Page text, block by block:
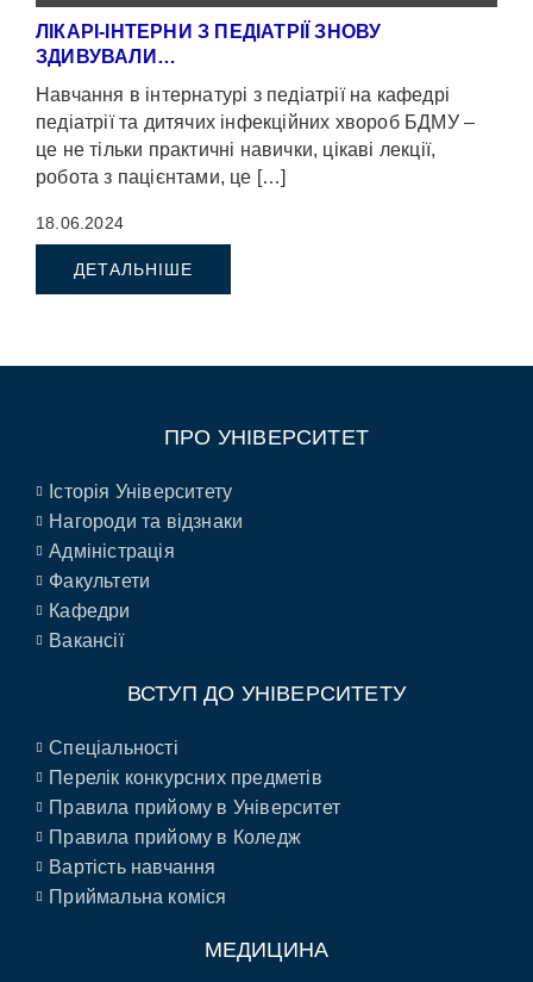
ЛІКАРІ-ІНТЕРНИ З ПЕДІАТРІЇ ЗНОВУ
ЗДИВУВАЛИ…
Навчання в інтернатурі з педіатрії на кафедрі
педіатрії та дитячих інфекційних хвороб БДМУ –
це не тільки практичні навички, цікаві лекції,
робота з пацієнтами, це […]
18.06.2024
ДЕТАЛЬНІШЕ
ПРО УНІВЕРСИТЕТ
Історія Університету
Нагороди та відзнаки
Адміністрація
Факультети
Кафедри
Вакансії
ВСТУП ДО УНІВЕРСИТЕТУ
Спеціальності
Перелік конкурсних предметів
Правила прийому в Університет
Правила прийому в Коледж
Вартість навчання
Приймальна коміся
МЕДИЦИНА